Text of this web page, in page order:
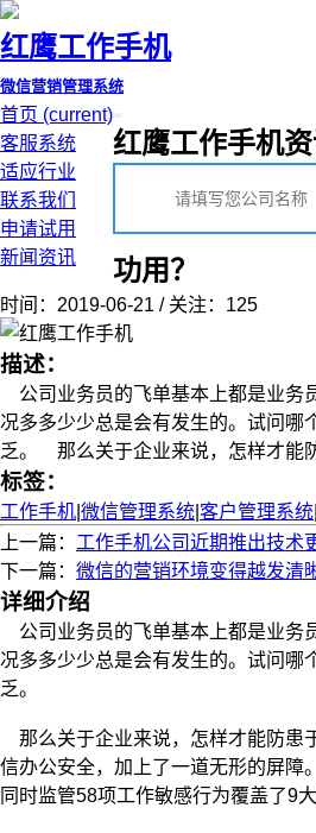
红鹰工作手机
微信营销管理系统
首页 (current)
客服系统
适应行业
联系我们
申请试用
新闻资讯
红鹰工作手机
功用？
时间：2019-06-21 / 关注：125
描述：
公司业务员的飞单基本上都是业务
况多多少少总是会有发生的。试问哪
乏。 那么关于企业来说，怎样才能
标签：
工作手机 微信管理系统 客户管理系统
上一篇： 工作手机公司近期推出技术
下一篇： 微信的营销环境变得越发清
详细介绍
公司业务员的飞单基本上都是业务
况多多少少总是会有发生的。试问哪
乏。
那么关于企业来说，怎样才能防患
信办公安全，加上了一道无形的屏障
同时监管58项工作敏感行为覆盖了9大